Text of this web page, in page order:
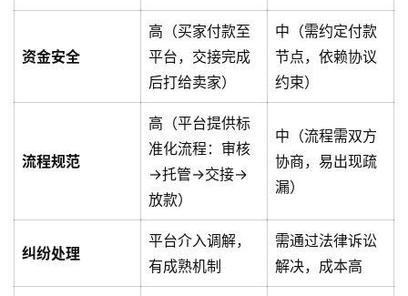
资金安全
高（买家付款至
平台，交接完成
后打给卖家）
中（需约定付款
节点，依赖协议
约束）
流程规范
高（平台提供标
准化流程：审核
→托管→交接→
放款）
中（流程需双方
协商，易出现疏
漏）
纠纷处理
平台介入调解，
有成熟机制
需通过法律诉讼
解决，成本高